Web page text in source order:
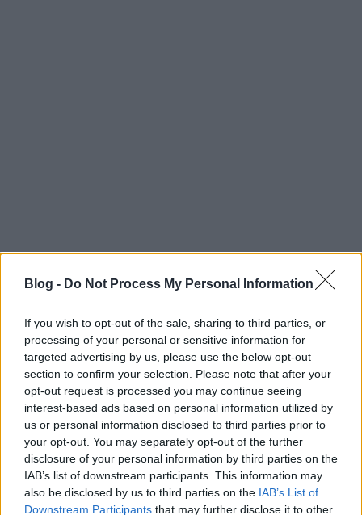
Blog - Do Not Process My Personal Information
If you wish to opt-out of the sale, sharing to third parties, or
processing of your personal or sensitive information for
targeted advertising by us, please use the below opt-out
section to confirm your selection. Please note that after your
opt-out request is processed you may continue seeing
interest-based ads based on personal information utilized by
us or personal information disclosed to third parties prior to
your opt-out. You may separately opt-out of the further
disclosure of your personal information by third parties on the
IAB’s list of downstream participants. This information may
also be disclosed by us to third parties on the IAB’s List of
Downstream Participants that may further disclose it to other
Mit vegyél fel, ha alma alkatú vagy?
Az alma alkatnál az a cél, hogy a hangsúlyt kissé
levegyük a felsőtestről és a hasról, miközben
optikailag karcsúsítjuk a derekat. A lábakat, a
karokat, és a szép dekoltázst viszont nyugodtan
lehet hangsúlyozni.